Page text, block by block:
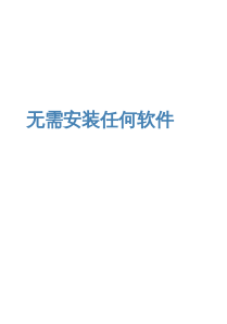
无需安装任何软件